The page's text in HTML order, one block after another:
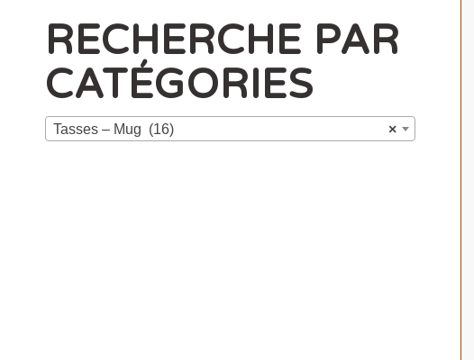
RECHERCHE PAR
CATÉGORIES
×
Tasses – Mug (16)